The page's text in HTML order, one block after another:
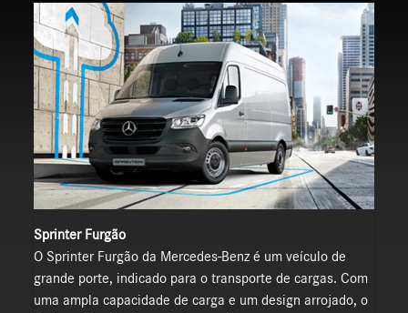
Sprinter Furgão
O Sprinter Furgão da Mercedes-Benz é um veículo de
grande porte, indicado para o transporte de cargas. Com
uma ampla capacidade de carga e um design arrojado, o